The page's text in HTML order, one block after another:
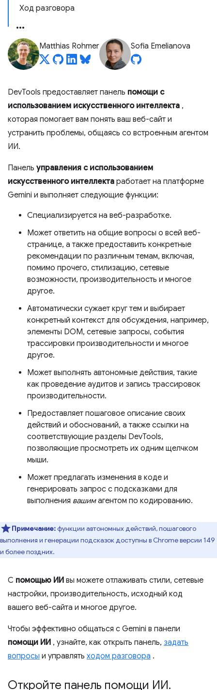
Ход разговора
Matthias Rohmer Sofia Emelianova
DevTools предоставляет панель помощи с
использованием искусственного интеллекта ,
которая помогает вам понять ваш веб-сайт и
устранить проблемы, общаясь со встроенным агентом
ИИ.
Панель управления с использованием
искусственного интеллекта работает на платформе
Gemini и выполняет следующие функции:
Специализируется на веб-разработке.
Может ответить на общие вопросы о всей веб-
странице, а также предоставить конкретные
рекомендации по различным темам, включая,
помимо прочего, стилизацию, сетевые
возможности, производительность и многое
другое.
Автоматически сужает круг тем и выбирает
конкретный контекст для обсуждения, например,
элементы DOM, сетевые запросы, события
трассировки производительности и многое
другое.
Может выполнять автономные действия, такие
как проведение аудитов и запись трассировок
производительности.
Предоставляет пошаговое описание своих
действий и обоснований, а также ссылки на
соответствующие разделы DevTools,
позволяющие просмотреть их одним щелчком
мыши.
Может предлагать изменения в коде и
генерировать запрос с подсказками для
выполнения вашимагентом по кодированию.
Примечание: функции автономных действий, пошагового
выполнения и генерации подсказок доступны в Chrome версии 149
и более поздних.
С помощью ИИ вы можете отлаживать стили, сетевые
настройки, производительность, исходный код
вашего веб-сайта и многое другое.
Чтобы эффективно общаться с Gemini в панели
помощи ИИ , узнайте, как открыть панель, задать
вопросы и управлять ходом разговора .
Откройте панель помощи ИИ.